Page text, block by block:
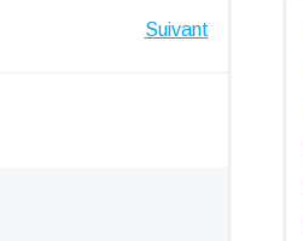
Suivant